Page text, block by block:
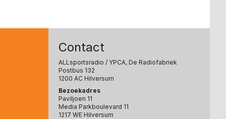
Contact
ALLsportsradio / YPCA, De Radiofabriek
Postbus 132
1200 AC Hilversum
Bezoekadres
Paviljoen 11
Media Parkboulevard 11
1217 WE Hilversum